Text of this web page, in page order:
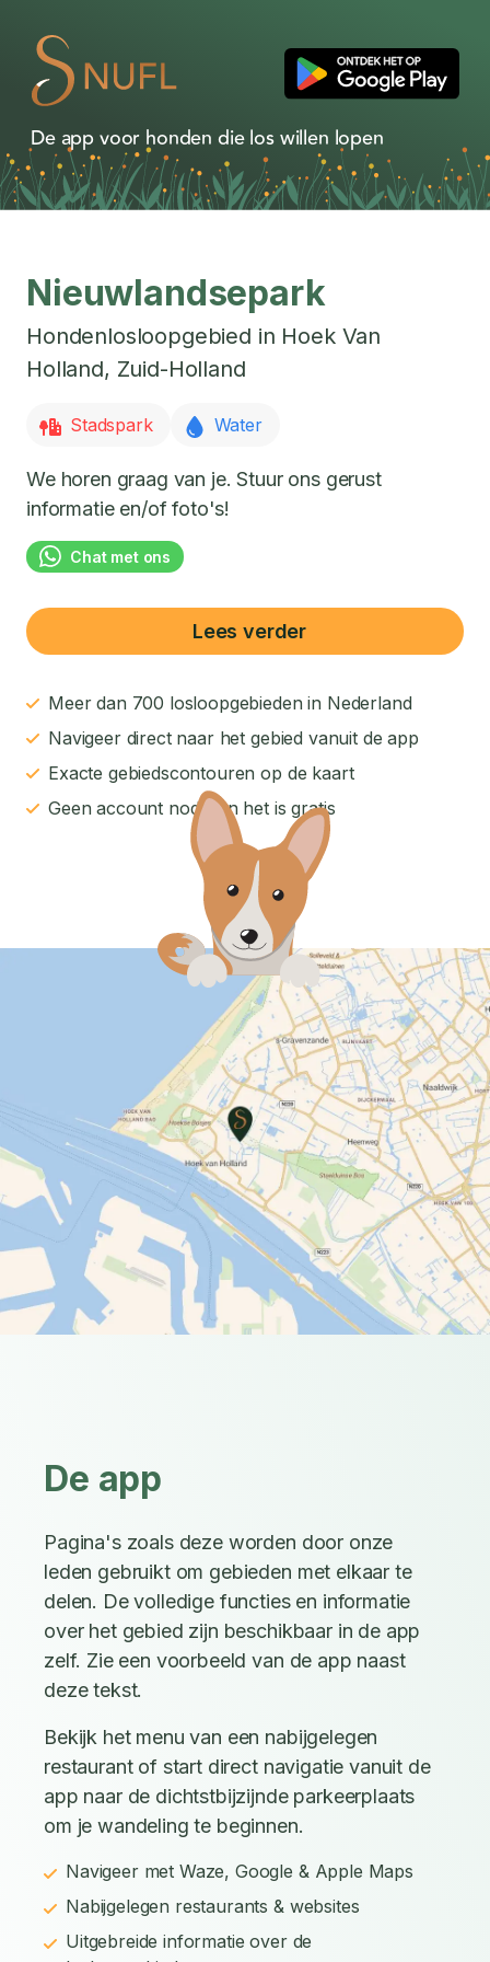
De app voor honden die los willen lopen
Nieuwlandsepark
Hondenlosloopgebied in Hoek Van
Holland, Zuid-Holland
Stadspark Water
We horen graag van je. Stuur ons gerust
informatie en/of foto's!
Chat met ons
Lees verder
Meer dan 700 losloopgebieden in Nederland
Navigeer direct naar het gebied vanuit de app
Exacte gebiedscontouren op de kaart
Geen account nodig en het is gratis
De app
Pagina's zoals deze worden door onze
leden gebruikt om gebieden met elkaar te
delen. De volledige functies en informatie
over het gebied zijn beschikbaar in de app
zelf. Zie een voorbeeld van de app naast
deze tekst.
Bekijk het menu van een nabijgelegen
restaurant of start direct navigatie vanuit de
app naar de dichtstbijzijnde parkeerplaats
om je wandeling te beginnen.
Navigeer met Waze, Google & Apple Maps
Nabijgelegen restaurants & websites
Uitgebreide informatie over de